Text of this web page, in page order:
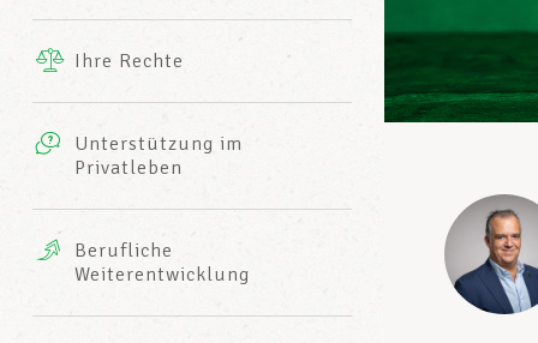
INFO-CENTER
des LCGBs
Ihre Rechte
Unterstützung im
Privatleben
Leistungen
Mutuelle
AXA
Berufliche
Weiterentwicklung